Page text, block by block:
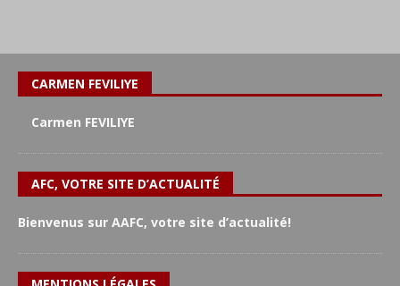
CARMEN FEVILIYE
Carmen FEVILIYE
AFC, VOTRE SITE D’ACTUALITÉ
Bienvenus sur AAFC, votre site d’actualité!